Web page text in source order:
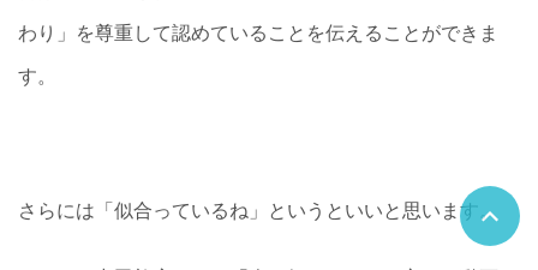
わり」を尊重して認めていることを伝えることができま
す。
さらには「似合っているね」というといいと思います。